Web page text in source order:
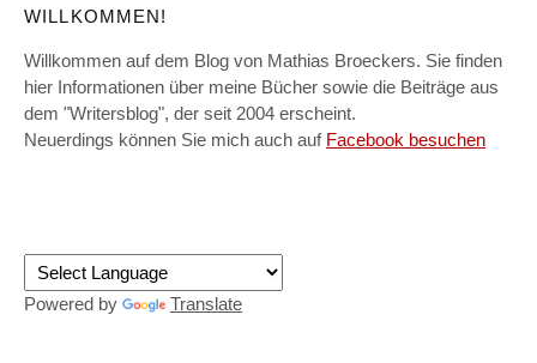
WILLKOMMEN!
Willkommen auf dem Blog von Mathias Broeckers. Sie finden
hier Informationen über meine Bücher sowie die Beiträge aus
dem "Writersblog", der seit 2004 erscheint.
Neuerdings können Sie mich auch auf Facebook besuchen
Powered by Translate